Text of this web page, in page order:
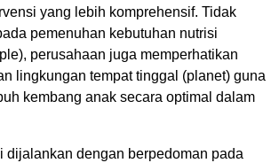
yang lebih komprehensif. Tidak
pemenuhan kebutuhan nutrisi
perusahaan juga memperhatikan
lingkungan tempat tinggal (planet) guna
kembang anak secara optimal dalam
dijalankan dengan berpedoman pada